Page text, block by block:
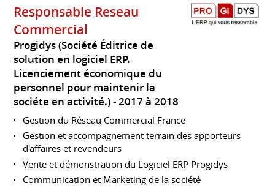
Responsable Reseau
Commercial
Progidys (Société Éditrice de
solution en logiciel ERP.
Licenciement économique du
personnel pour maintenir la
sociéte en activité.)
2017 à 2018
Gestion du Réseau Commercial France
Gestion et accompagnement terrain des apporteurs
d'affaires et revendeurs
Vente et démonstration du Logiciel ERP Progidys
Communication et Marketing de la société